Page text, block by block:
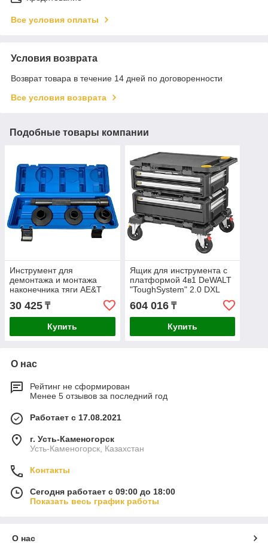
Все условия оплаты
Условия возврата
Возврат товара в течение 14 дней по договоренности
Все условия возврата
Подобные товары компании
Инструмент для
демонтажа и монтажа
наконечника тяги AE&T
4шт. TA-D1059
30 425 ₸
Купить
Ящик для инструмента с
платформой 4в1 DeWALT
"ToughSystem" 2.0 DXL
DWST60520-1
604 016₸
Купить
О нас
Рейтинг не сформирован
Менее 5 отзывов за последний год
Работает с 17.08.2021
г. Усть-Каменогорск
Усть-Каменогорск, Казахстан
Контакты
Сегодня работает с 09:00 до 18:00
Показать весь график работы
О нас